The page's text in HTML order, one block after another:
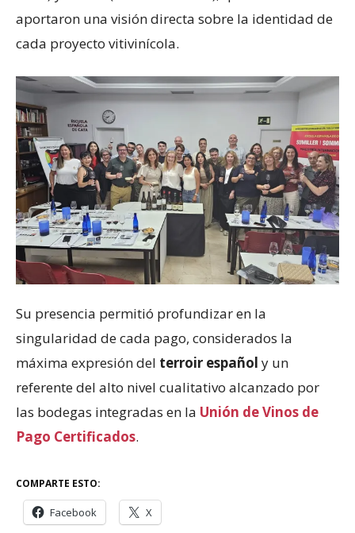
aportaron una visión directa sobre la identidad de
cada proyecto vitivinícola.
Su presencia permitió profundizar en la
singularidad de cada pago, considerados la
máxima expresión del terroir español y un
referente del alto nivel cualitativo alcanzado por
las bodegas integradas en la Unión de Vinos de
Pago Certificados.
COMPARTE ESTO:
Facebook X